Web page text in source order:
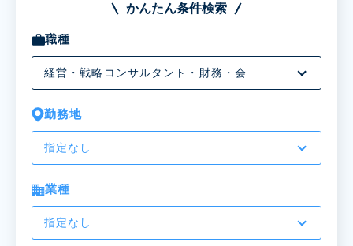
かんたん条件検索
職種
勤務地
指定なし
業種
指定なし